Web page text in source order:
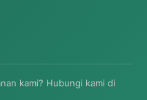
kami? Hubungi kami di